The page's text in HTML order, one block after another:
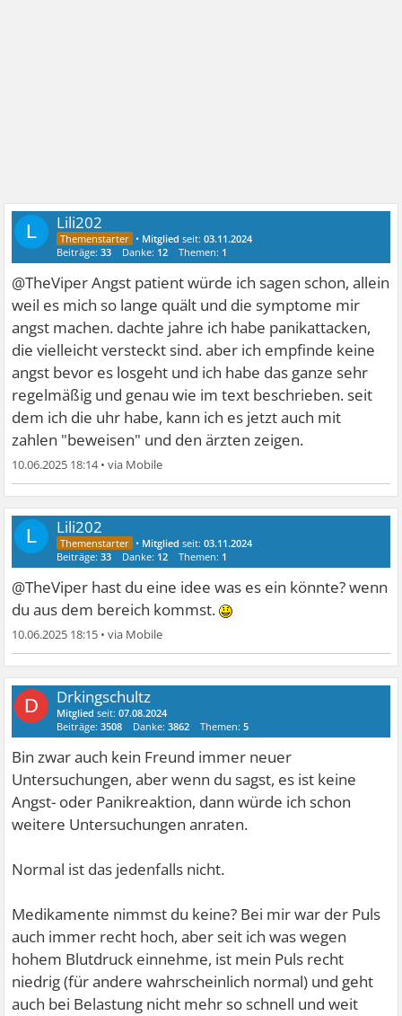
L Lili202
• Mitglied seit:03.11.2024
Beiträge:33 Danke: 12 Themen: 1
@TheViper Angst patient würde ich sagen schon, allein
weil es mich so lange quält und die symptome mir
angst machen. dachte jahre ich habe panikattacken,
die vielleicht versteckt sind. aber ich empfinde keine
angst bevor es losgeht und ich habe das ganze sehr
regelmäßig und genau wie im text beschrieben. seit
dem ich die uhr habe, kann ich es jetzt auch mit
zahlen "beweisen" und den ärzten zeigen.
10.06.2025 18:14•
L Lili202
• Mitglied seit:03.11.2024
Beiträge:33 Danke: 12 Themen: 1
@TheViper hast du eine idee was es ein könnte? wenn
du aus dem bereich kommst.
10.06.2025 18:15 •
D Drkingschultz
Mitglied seit:07.08.2024
Beiträge:3508 Danke:3862 Themen:5
Bin zwar auch kein Freund immer neuer
Untersuchungen, aber wenn du sagst, es ist keine
Angst- oder Panikreaktion, dann würde ich schon
weitere Untersuchungen anraten.
Normal ist das jedenfalls nicht.
Medikamente nimmst du keine? Bei mir war der Puls
auch immer recht hoch, aber seit ich was wegen
hohem Blutdruck einnehme, ist mein Puls recht
niedrig (für andere wahrscheinlich normal) und geht
auch bei Belastung nicht mehr so schnell und weit